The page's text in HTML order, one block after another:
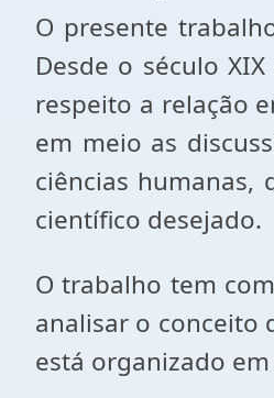
O presente
Desde o século
respeito a relação
em meio as
ciências humanas,
científico desejado.
O trabalho tem
analisar o conceito
está organizado